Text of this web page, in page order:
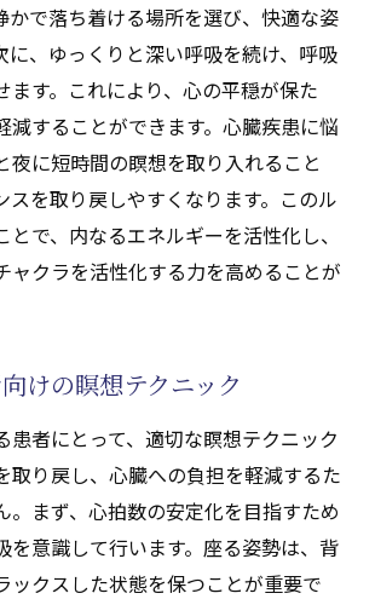
かで落ち着ける場所を選び、快適な姿
に、ゆっくりと深い呼吸を続け、呼吸
ます。これにより、心の平穏が保た
減することができます。心臓疾患に悩
夜に短時間の瞑想を取り入れること
スを取り戻しやすくなります。このル
で、内なるエネルギーを活性化し、
ャクラを活性化する力を高めることが
けの瞑想テクニック
患者にとって、適切な瞑想テクニック
取り戻し、心臓への負担を軽減するた
。まず、心拍数の安定化を目指すため
を意識して行います。座る姿勢は、背
ックスした状態を保つことが重要で